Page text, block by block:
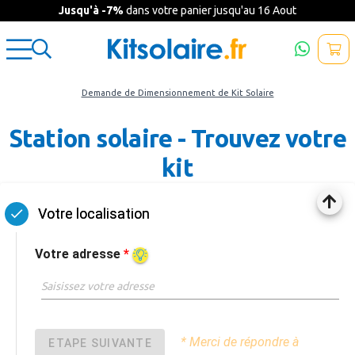
Jusqu'à -7% dans votre panier jusqu'au 16 Aout
Demande de Dimensionnement de Kit Solaire
Station solaire - Trouvez votre
kit
Votre localisation
Votre adresse*
ETAPE SUIVANTE
* Merci de répondre à